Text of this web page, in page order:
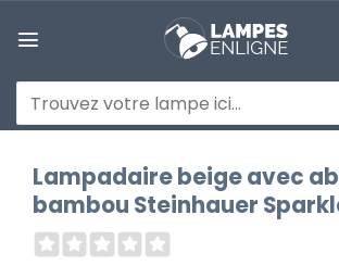
au
Recherche
pour :
Lampadaire beige avec
bambou Steinhauer